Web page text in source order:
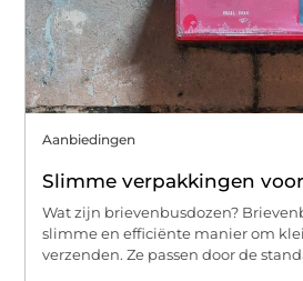
Aanbiedingen
Slimme verpakkingen
Wat zijn brievenbusdozen?
slimme en efficiënte manier om
verzenden. Ze passen door de